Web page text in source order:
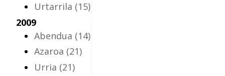
Urtarrila (15)
2009
Abendua (14)
Azaroa (21)
Urria (21)